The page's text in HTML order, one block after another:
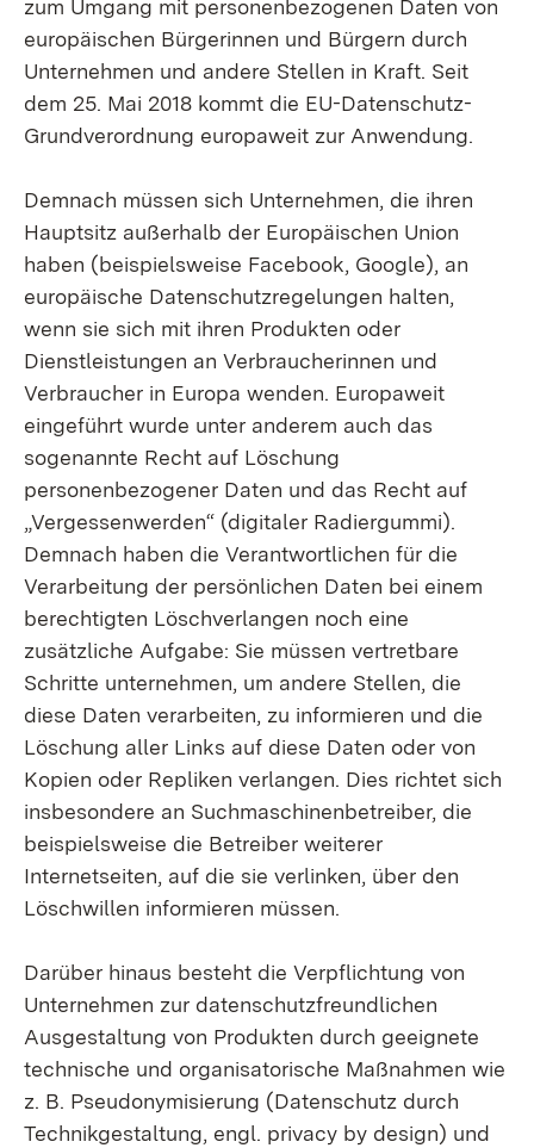
zum Umgang mit personenbezogenen Daten von
europäischen Bürgerinnen und Bürgern durch
Unternehmen und andere Stellen in Kraft. Seit
dem 25. Mai 2018 kommt die EU-Datenschutz-
Grundverordnung europaweit zur Anwendung.
Demnach müssen sich Unternehmen, die ihren
Hauptsitz außerhalb der Europäischen Union
haben (beispielsweise Facebook, Google), an
europäische Datenschutzregelungen halten,
wenn sie sich mit ihren Produkten oder
Dienstleistungen an Verbraucherinnen und
Verbraucher in Europa wenden. Europaweit
eingeführt wurde unter anderem auch das
sogenannte Recht auf Löschung
personenbezogener Daten und das Recht auf
„Vergessenwerden“ (digitaler Radiergummi).
Demnach haben die Verantwortlichen für die
Verarbeitung der persönlichen Daten bei einem
berechtigten Löschverlangen noch eine
zusätzliche Aufgabe: Sie müssen vertretbare
Schritte unternehmen, um andere Stellen, die
diese Daten verarbeiten, zu informieren und die
Löschung aller Links auf diese Daten oder von
Kopien oder Repliken verlangen. Dies richtet sich
insbesondere an Suchmaschinenbetreiber, die
beispielsweise die Betreiber weiterer
Internetseiten, auf die sie verlinken, über den
Löschwillen informieren müssen.
Darüber hinaus besteht die Verpflichtung von
Unternehmen zur datenschutzfreundlichen
Ausgestaltung von Produkten durch geeignete
technische und organisatorische Maßnahmen wie
z. B. Pseudonymisierung (Datenschutz durch
Technikgestaltung, engl. privacy by design) und